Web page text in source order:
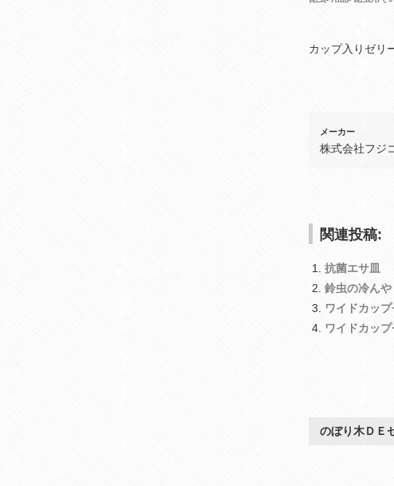
カップ入りゼリ
メーカー
株式会社フジ
関連投稿:
抗菌エサ皿
鈴虫の冷んや
ワイドカッ
ワイドカッ
のぼり木ＤＥ